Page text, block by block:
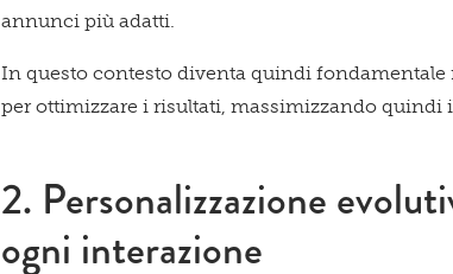
annunci più adatti.
In questo contesto diventa quindi fondamentale
per ottimizzare i risultati, massimizzando quindi
2. Personalizzazione
ogni interazione